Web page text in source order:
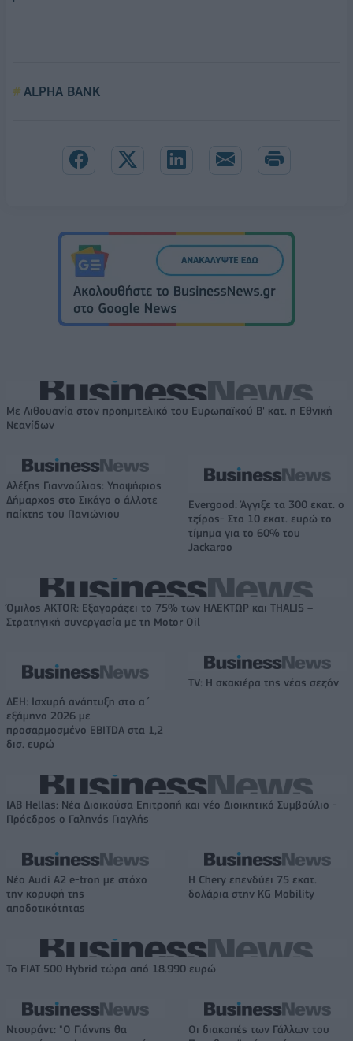
ALPHA BANK
Με Λιθουανία στον προημιτελικό του Ευρωπαϊκού Β' κατ. η Εθνική
Νεανίδων
Αλέξης Γιαννούλιας: Υποψήφιος
Δήμαρχος στο Σικάγο ο άλλοτε
παίκτης του Πανιώνιου
Evergood: Άγγιξε τα 300 εκατ. ο
τζίρος- Στα 10 εκατ. ευρώ το
τίμημα για το 60% του
Jackaroo
Όμιλος AKTOR: Εξαγοράζει το 75% των ΗΛΕΚΤΩΡ και THALIS –
Στρατηγική συνεργασία με τη Motor Oil
ΔΕΗ: Ισχυρή ανάπτυξη στο α΄
εξάμηνο 2026 με
προσαρμοσμένο EBITDA στα 1,2
δισ. ευρώ
TV: Η σκακιέρα της νέας σεζόν
IAB Hellas: Νέα Διοικούσα Επιτροπή και νέο Διοικητικό Συμβούλιο -
Πρόεδρος ο Γαληνός Γιαγλής
Νέο Audi A2 e-tron με στόχο
την κορυφή της
αποδοτικότητας
Η Chery επενδύει 75 εκατ.
δολάρια στην KG Mobility
Το FIAT 500 Hybrid τώρα από 18.990 ευρώ
Ντουράντ: "Ο Γιάννης θα
Οι διακοπές των Γάλλων του